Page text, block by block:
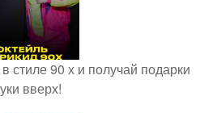
стиле 90 х и получай подарки
вверх!